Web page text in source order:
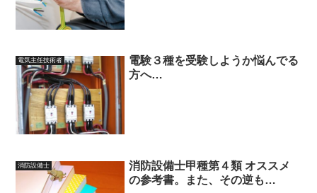
電気主任技術者
電験３種を受験しようか悩んでる
方へ…
消防設備士
消防設備士甲種第４類 オススメ
の参考書。また、その逆も…